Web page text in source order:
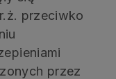
przeciwko
przez